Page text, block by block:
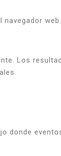
web.
Los
donde